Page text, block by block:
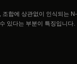
합에 상관없이 인식되는
있다는 부분이 특징입니다.